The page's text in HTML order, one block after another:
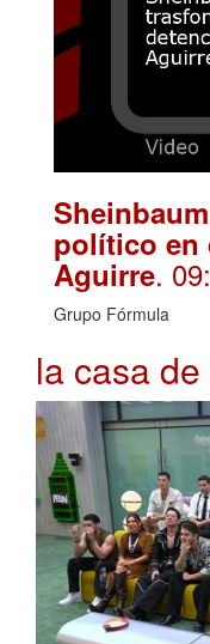
político en
Aguirre.
Grupo Fórmula
la casa